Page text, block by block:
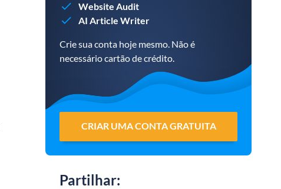
Website Audit
AI Article Writer
Crie sua conta hoje mesmo. Não é
necessário cartão de crédito.
CRIAR UMA CONTA GRATUITA
Partilhar: